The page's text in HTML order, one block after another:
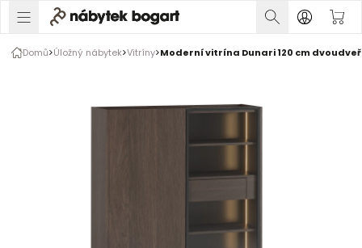
Domů Úložný nábytek Vitríny Moderní vitrína Dunari 120 cm